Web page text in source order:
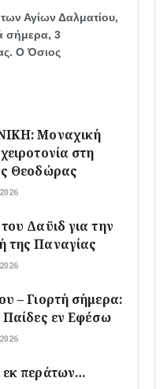
Αγίων Δαλματίου,
σήμερα, 3
Ο Όσιος
Μοναχική
στη
Θεοδώρας
Δαϋιδ για την
της Παναγίας
– Γιορτή σήμερα:
Παίδες εν Εφέσω
εκ περάτων…